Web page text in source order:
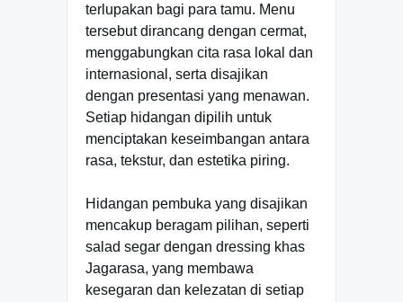
terlupakan bagi para tamu. Menu
tersebut dirancang dengan cermat,
menggabungkan cita rasa lokal dan
internasional, serta disajikan
dengan presentasi yang menawan.
Setiap hidangan dipilih untuk
menciptakan keseimbangan antara
rasa, tekstur, dan estetika piring.
Hidangan pembuka yang disajikan
mencakup beragam pilihan, seperti
salad segar dengan dressing khas
Jagarasa, yang membawa
kesegaran dan kelezatan di setiap